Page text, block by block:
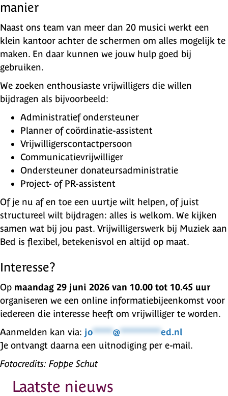
manier
Naast ons team van meer dan 20 musici werkt een
klein kantoor achter de schermen om alles mogelijk te
maken. En daar kunnen we jouw hulp goed bij
gebruiken.
We zoeken enthousiaste vrijwilligers die willen
bijdragen als bijvoorbeeld:
Administratief ondersteuner
Planner of coördinatie-assistent
Vrijwilligerscontactpersoon
Communicatievrijwilliger
Ondersteuner donateursadministratie
Project- of PR-assistent
Of je nu af en toe een uurtje wilt helpen, of juist
structureel wilt bijdragen: alles is welkom. We kijken
samen wat bij jou past. Vrijwilligerswerk bij Muziek aan
Bed is flexibel, betekenisvol en altijd op maat.
Interesse?
Op maandag 29 juni 2026 van 10.00 tot 10.45 uur
organiseren we een online informatiebijeenkomst voor
iedereen die interesse heeft om vrijwilliger te worden.
Aanmelden kan via: jo*****@**********ed.nl
Je ontvangt daarna een uitnodiging per e-mail.
Fotocredits: Foppe Schut
Laatste nieuws